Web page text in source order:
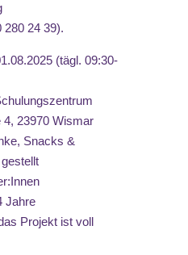
24 39).
(tägl. 09:30-
23970 Wismar
Snacks &
Jahre
Projekt ist voll